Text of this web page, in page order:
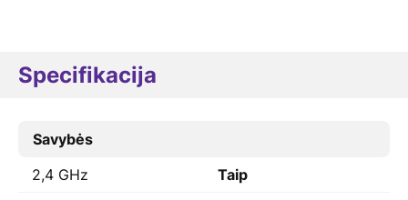
Specifikacija
Savybės
2,4 GHz
Taip